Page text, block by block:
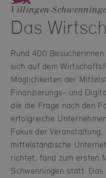
Villingen-
Das
Rund 400
sich auf dem
Möglichkeiten der
Finanzierungs- und
die die Frage nach den
erfolgreiche
Fokus der
mittelständische
richtet, fand zum ersten
Schwenningen statt. Das